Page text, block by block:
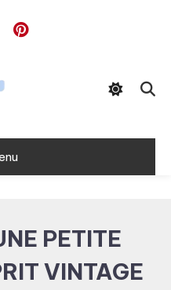
PETITE
VINTAGE